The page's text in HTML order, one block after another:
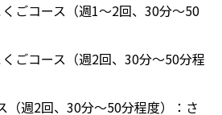
ごコース（週1～2回、30分～50
ごコース（週2回、30分～50分程
（週2回、30分～50分程度）：さ